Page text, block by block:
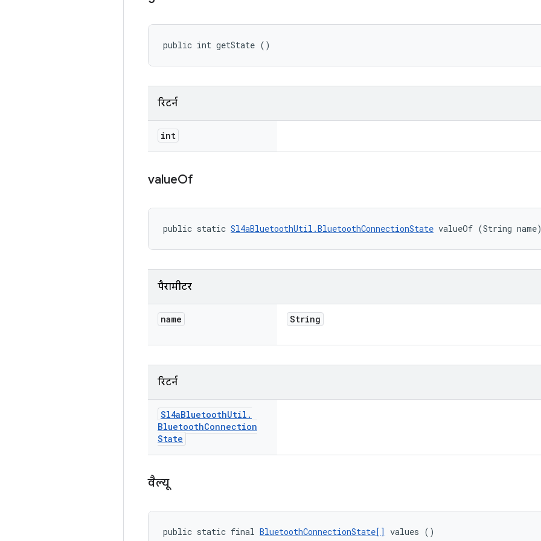
public int getState ()
रिटर्न
int
valueOf
public static Sl4aBluetoothUtil.BluetoothConnectionState valueOf (String
पैरामीटर
name String
रिटर्न
Sl4aBluetoothUtil .
BluetoothConnection
State
वैल्यू
public static final BluetoothConnectionState[] values ()